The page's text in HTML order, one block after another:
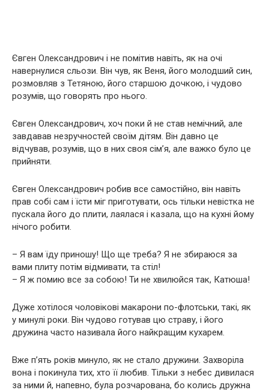
Євген Олександрович і не помітив навіть, як на очі
навернулися сльози. Він чув, як Веня, його молодший син,
розмовляв з Тетяною, його старшою дочкою, і чудово
розумів, що говорять про нього.
Євген Олександрович, хоч поки й не став немічний, але
завдавав незручностей своїм дітям. Він давно це
відчував, розумів, що в них своя сім’я, але важко було це
прийняти.
Євген Олександрович робив все самостійно, він навіть
прав собі сам і їсти міг приготувати, ось тільки невістка не
пускала його до плити, лаялася і казала, що на кухні йому
нічого робити.
– Я вам їду приношу! Що ще треба? Я не збираюся за
вами плиту потім відмивати, та стіл!
– Я ж помию все за собою! Ти не хвилюйся так, Катюша!
Дуже хотілося чоловікові макарони по-флотськи, такі, як
у минулі роки. Він чудово готував цю страву, і його
дружина часто називала його найкращим кухарем.
Вже п’ять років минуло, як не стало дружини. Захворіла
вона і покинула тих, хто її любив. Тільки з небес дивилася
за ними й, напевно, була розчарована, бо колись дружна